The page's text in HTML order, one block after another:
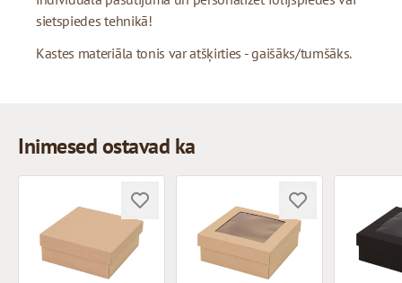
sietspiedes tehnikā!
Kastes materiāla tonis var atšķirties - gaišāks/tumšāks.
Inimesed ostavad ka